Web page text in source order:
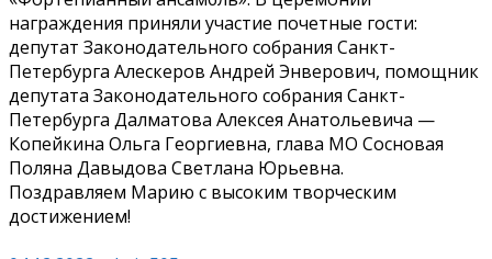
награждения приняли участие почетные гости:
депутат Законодательного собрания Санкт-
Петербурга Алескеров Андрей Энверович, помощник
депутата Законодательного собрания Санкт-
Петербурга Далматова Алексея Анатольевича —
Копейкина Ольга Георгиевна, глава МО Сосновая
Поляна Давыдова Светлана Юрьевна.
Поздравляем Марию с высоким творческим
достижением!